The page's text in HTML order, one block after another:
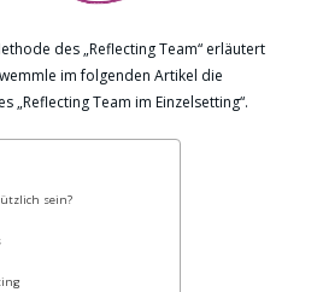
des „Reflecting Team“ erläutert
im folgenden Artikel die
„Reflecting Team im Einzelsetting“.
sein?